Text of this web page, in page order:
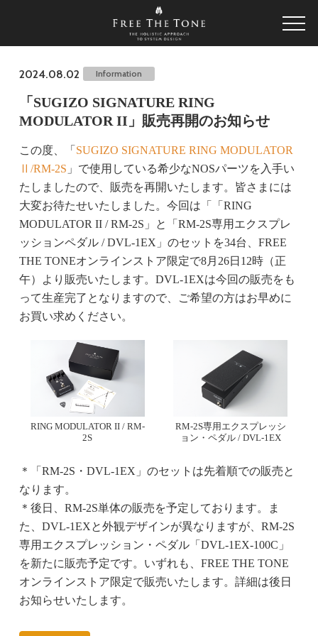
2024.08.02 Information
「SUGIZO SIGNATURE RING
MODULATOR II」販売再開のお知らせ
この度、「 SUGIZO SIGNATURE RING MODULATOR
Ⅱ/RM-2S 」で使用している希少なNOSパーツを入手い
たしましたので、販売を再開いたします。皆さまには
大変お待たせいたしました。今回は「「RING
MODULATOR II / RM-2S」と「RM-2S専用エクスプレ
ッションペダル / DVL-1EX」のセットを34台、FREE
THE TONEオンラインストア限定で8月26日12時（正
午）より販売いたします。DVL-1EXは今回の販売をも
って生産完了となりますので、ご希望の方はお早めに
お買い求めください。
RING MODULATOR II / RM-
2S
RM-2S専用エクスプレッシ
ョン・ペダル / DVL-1EX
＊「RM-2S・DVL-1EX」のセットは先着順での販売と
なります。
＊後日、RM-2S単体の販売を予定しております。ま
た、DVL-1EXと外観デザインが異なりますが、RM-2S
専用エクスプレッション・ペダル「DVL-1EX-100C」
を新たに販売予定です。いずれも、FREE THE TONE
オンラインストア限定で販売いたします。詳細は後日
お知らせいたします。